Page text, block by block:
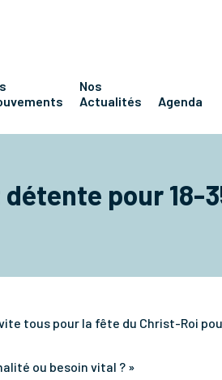
Nos
Actualités
Agenda
pour 18-
tous pour la fête du Christ-Roi
ou besoin vital ? »